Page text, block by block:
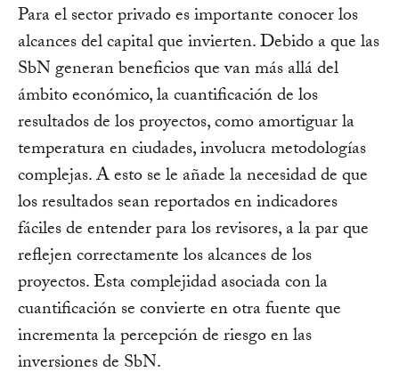
Para el sector privado es importante conocer los
alcances del capital que invierten. Debido a que las
SbN generan beneficios que van más allá del
ámbito económico, la cuantificación de los
resultados de los proyectos, como amortiguar la
temperatura en ciudades, involucra metodologías
complejas. A esto se le añade la necesidad de que
los resultados sean reportados en indicadores
fáciles de entender para los revisores, a la par que
reflejen correctamente los alcances de los
proyectos. Esta complejidad asociada con la
cuantificación se convierte en otra fuente que
incrementa la percepción de riesgo en las
inversiones de SbN.